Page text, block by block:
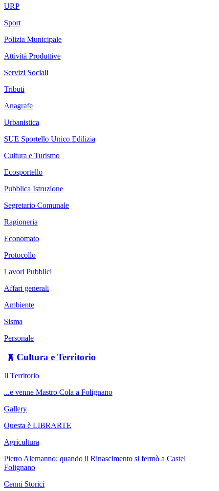
URP
Sport
Polizia Municipale
Attività Produttive
Servizi Sociali
Tributi
Anagrafe
Urbanistica
SUE Sportello Unico Edilizia
Cultura e Turismo
Ecosportello
Pubblica Istruzione
Segretario Comunale
Ragioneria
Economato
Protocollo
Lavori Pubblici
Affari generali
Ambiente
Sisma
Personale
Cultura e Territorio
Il Territorio
...e venne Mastro Cola a Folignano
Gallery
Questa è LIBRARTE
Agricultura
Pietro Alemanno: quando il Rinascimento si fermò a Castel
Folignano
Cenni Storici